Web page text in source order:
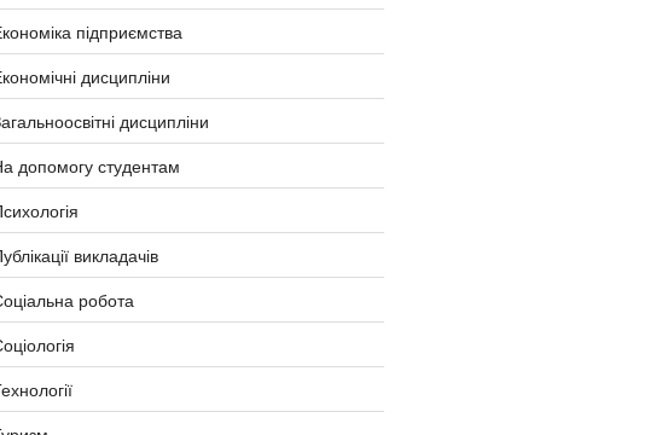
підприємства
дисципліни
дисципліни
допомогу студентам
викладачів
робота